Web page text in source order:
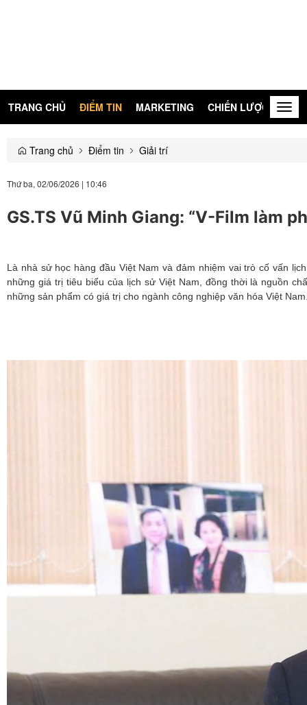
TRANG CHỦ ĐIỂM TIN MARKETING CHIẾN LƯỢC
Trang chủ Điểm tin Giải trí
Thứ ba, 02/06/2026 | 10:46
GS.TS Vũ Minh Giang: “V-Film làm
Là nhà sử học hàng đầu Việt Nam và đảm nhiệm vai trò cố vấn
những giá trị tiêu biểu của lịch sử Việt Nam, đồng thời là nguồn
những sản phẩm có giá trị cho ngành công nghiệp văn hóa Việt